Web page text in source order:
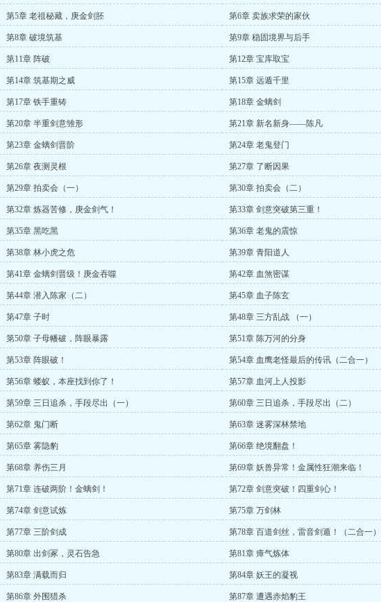
第5章 老祖秘藏，庚金剑胚 第6章 卖族求荣的家伙
第8章 破境筑基 第9章 稳固境界与后手
第11章 阵破 第12章 宝库取宝
第14章 筑基期之威 第15章 远遁千里
第17章 铁手重铸 第18章 金螭剑
第20章 半重剑意雏形 第21章 新名新身——陈凡
第23章 金螭剑晋阶 第24章 老鬼登门
第26章 夜测灵根 第27章 了断因果
第29章 拍卖会（一） 第30章 拍卖会（二）
第32章 炼器苦修，庚金剑气！ 第33章 剑意突破第三重！
第35章 黑吃黑 第36章 老鬼的震惊
第38章 林小虎之危 第39章 青阳道人
第41章 金螭剑晋级！庚金吞噬 第42章 血煞密谋
第44章 潜入陈家（二） 第45章 血子陈玄
第47章 子时 第48章 三方乱战 （一）
第50章 子母幡破，阵眼暴露 第51章 陈万河的分身
第53章 阵眼破！ 第54章 血鹰老怪最后的传讯（二合一）
第56章 蝼蚁，本座找到你了！ 第57章 血河上人投影
第59章 三日追杀，手段尽出（一） 第60章 三日追杀，手段尽出（二）
第62章 鬼门断 第63章 迷雾深林禁地
第65章 雾隐豹 第66章 绝境翻盘！
第68章 养伤三月 第69章 妖兽异常！金属性狂潮来临！
第71章 连破两阶！金螭剑！ 第72章 剑意突破！四重剑心！
第74章 剑意试炼 第75章 万剑林
第77章 三阶剑成 第78章 百道剑丝，雷音剑遁！（二合一）
第80章 出剑冢，灵石告急 第81章 瘴气炼体
第83章 满载而归 第84章 妖王的凝视
第86章 外围猎杀 第87章 遭遇赤焰豹王